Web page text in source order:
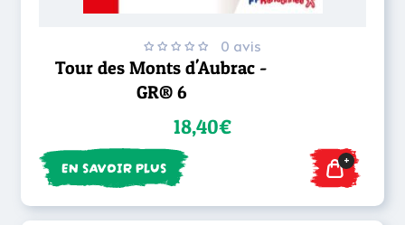
0 avis
Tour des Monts d'Aubrac -
GR® 6
18,40€
EN SAVOIR PLUS +